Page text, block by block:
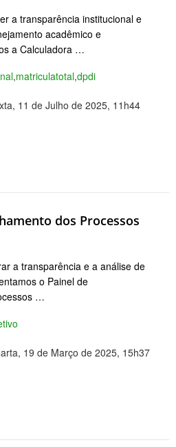
a transparência institucional e
acadêmico e
a Calculadora …
,matriculatotal,dpdi
11 de Julho de 2025, 11h44
dos Processos
a transparência e a análise de
o Painel de
…
19 de Março de 2025, 15h37